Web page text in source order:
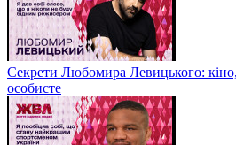
Секрети Любомира Левицького: кіно,
особисте